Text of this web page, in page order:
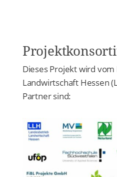
Dieses Projekt wird
Landwirtschaft Hessen
Partner sind: